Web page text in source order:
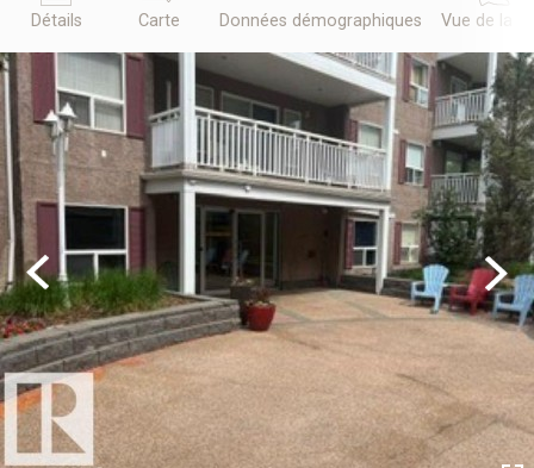
Détails Carte Données démographiques Vue de la
Previous Next